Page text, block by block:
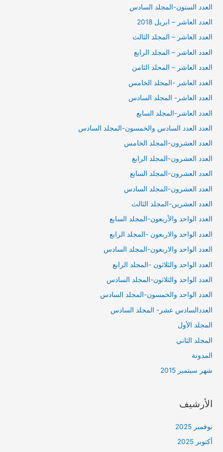
العدد الستون-المجلد السادس
العدد العاشر – ابريل 2018
العدد العاشر – المجلد الثالث
العدد العاشر – المجلد الرابع
العدد العاشر – المحلد الثامن
العدد العاشر -المجلد الخامس
العدد العاشر- المجلد السادس
العدد العاشر-المجلد السابع
العدد العدد السادس والخمسون-المجلد السادس
العدد العشرون-المجلد الخامس
العدد العشرون-المجلد الرابع
العدد العشرون-المجلد السابع
العدد العشرون-المجلد السادس
العدد العشرين-المجلد الثالث
العدد الواحد والأربعون-المجلد السابع
العدد الواحد والاربعون -المجلد الرابع
العدد الواحد والاربعون-المجلد السادس
العدد الواحد والثلاثون -المجلد الرابع
العدد الواحد والثلاثون-المجلد السادس
العدد الواحد والخمسون-المجلد السادس
العددالسادس عشر- المجلد السادس
المجلد الأول
المجلد الثاني
المدونة
شهر سبتمبر 2015
الأرشيف
نوفمبر 2025
أكتوبر 2025